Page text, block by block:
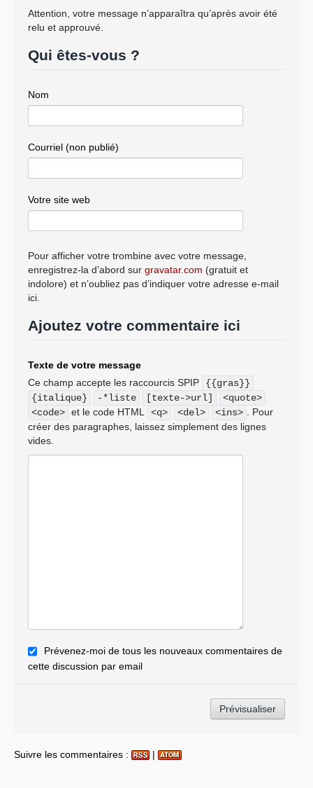
Attention, votre message n’apparaîtra qu’après avoir été
relu et approuvé.
Qui êtes-vous ?
Nom
Courriel (non publié)
Votre site web
Pour afficher votre trombine avec votre message,
enregistrez-la d’abord sur gravatar.com (gratuit et
indolore) et n’oubliez pas d’indiquer votre adresse e-mail
ici.
Ajoutez votre commentaire ici
Texte de votre message
Ce champ accepte les raccourcis SPIP
{{gras}}
{italique}
-*liste [texte->url]
<quote>
<code> et le code HTML <q> <del> <ins>
. Pour
créer des paragraphes, laissez simplement des lignes
vides.
Prévenez-moi de tous les nouveaux commentaires de
cette discussion par email
Suivre les commentaires : |